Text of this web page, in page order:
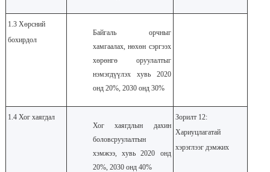
1.3 Хөрсний
бохирдол
Байгаль орчныг
хамгаалах, нөхөн сэргээх
хөрөнгө оруулалтыг
нэмэгдүүлэх хувь 2020
онд 20%, 2030 онд 30%
1.4 Хог хаягдал
Хог хаягдлын дахин
боловсруулалтын
хэмжээ, хувь 2020 онд
20%, 2030 онд 40%
Зорилт 12:
Хариуцлагатай
хэрэглээг дэмжих